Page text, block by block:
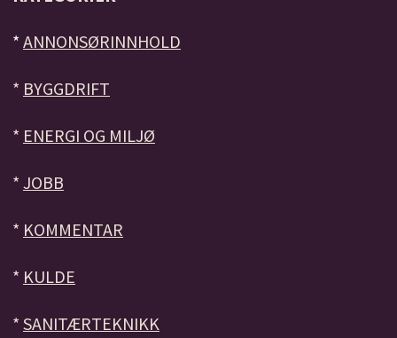
* ANNONSØRINNHOLD
* BYGGDRIFT
* ENERGI OG MILJØ
* JOBB
* KOMMENTAR
* KULDE
* SANITÆRTEKNIKK